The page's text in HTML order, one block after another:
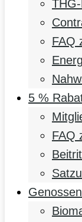
FAQ
5 %
FAQ